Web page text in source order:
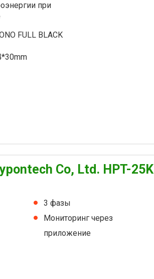
при
FULL BLACK
Co, Ltd. HPT-25K
3 фазы
Мониторинг через
приложение